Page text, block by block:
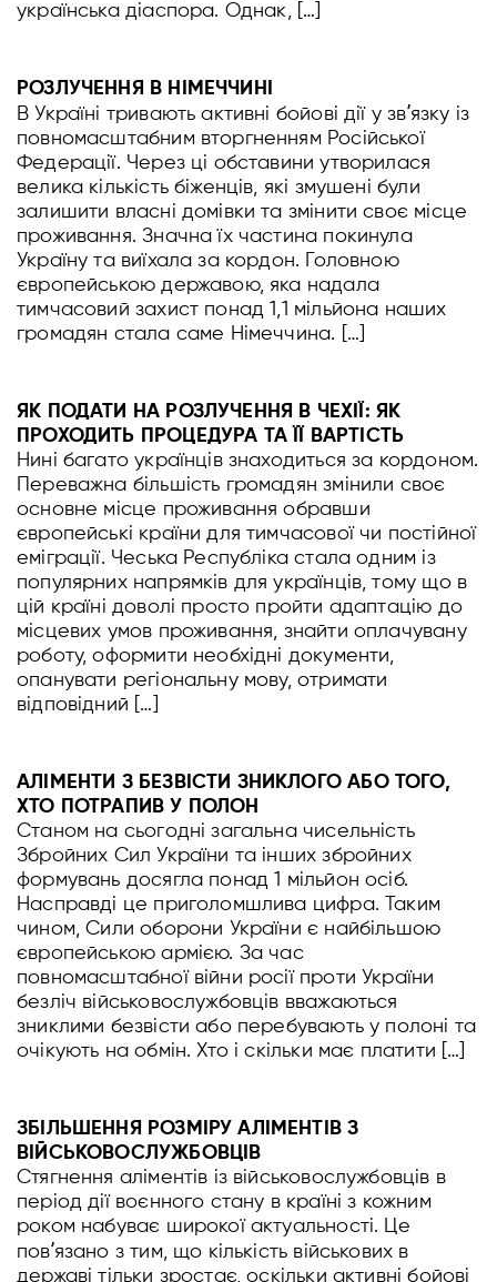
українська діаспора. Однак, […]
РОЗЛУЧЕННЯ В НІМЕЧЧИНІ
В Україні тривають активні бойові дії у звʼязку із
повномасштабним вторгненням Російської
Федерації. Через ці обставини утворилася
велика кількість біженців, які змушені були
залишити власні домівки та змінити своє місце
проживання. Значна їх частина покинула
Україну та виїхала за кордон. Головною
європейською державою, яка надала
тимчасовий захист понад 1,1 мільйона наших
громадян стала саме Німеччина. […]
ЯК ПОДАТИ НА РОЗЛУЧЕННЯ В ЧЕХІЇ: ЯК
ПРОХОДИТЬ ПРОЦЕДУРА ТА ЇЇ ВАРТІСТЬ
Нині багато українців знаходиться за кордоном.
Переважна більшість громадян змінили своє
основне місце проживання обравши
європейські країни для тимчасової чи постійної
еміграції. Чеська Республіка стала одним із
популярних напрямків для українців, тому що в
цій країні доволі просто пройти адаптацію до
місцевих умов проживання, знайти оплачувану
роботу, оформити необхідні документи,
опанувати регіональну мову, отримати
відповідний […]
АЛІМЕНТИ З БЕЗВІСТИ ЗНИКЛОГО АБО ТОГО,
ХТО ПОТРАПИВ У ПОЛОН
Станом на сьогодні загальна чисельність
Збройних Сил України та інших збройних
формувань досягла понад 1 мільйон осіб.
Насправді це приголомшлива цифра. Таким
чином, Сили оборони України є найбільшою
європейською армією. За час
повномасштабної війни росії проти України
безліч військовослужбовців вважаються
зниклими безвісти або перебувають у полоні та
очікують на обмін. Хто і скільки має платити […]
ЗБІЛЬШЕННЯ РОЗМІРУ АЛІМЕНТІВ З
ВІЙСЬКОВОСЛУЖБОВЦІВ
Стягнення аліментів із військовослужбовців в
період дії воєнного стану в країні з кожним
роком набуває широкої актуальності. Це
повʼязано з тим, що кількість військових в
державі тільки зростає, оскільки активні бойові